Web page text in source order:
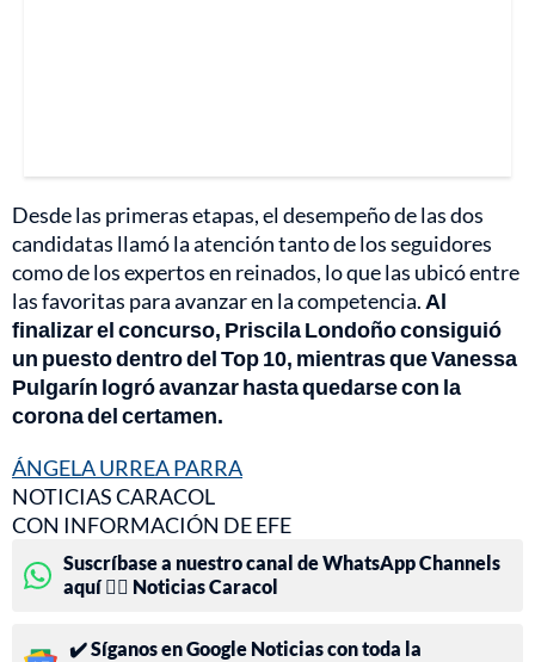
Desde las primeras etapas, el desempeño de las dos
candidatas llamó la atención tanto de los seguidores
como de los expertos en reinados, lo que las ubicó entre
las favoritas para avanzar en la competencia. Al
finalizar el concurso, Priscila Londoño consiguió
un puesto dentro del Top 10, mientras que Vanessa
Pulgarín logró avanzar hasta quedarse con la
corona del certamen.
ÁNGELA URREA PARRA
NOTICIAS CARACOL
CON INFORMACIÓN DE EFE
Suscríbase a nuestro canal de WhatsApp Channels
aquí 👉🏻 Noticias Caracol
✔️ Síganos en Google Noticias con toda la